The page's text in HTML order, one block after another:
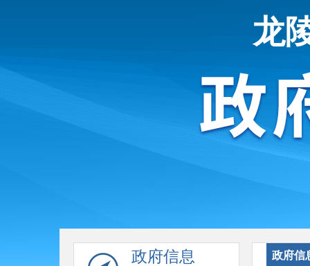
龙
政府信息
政府信